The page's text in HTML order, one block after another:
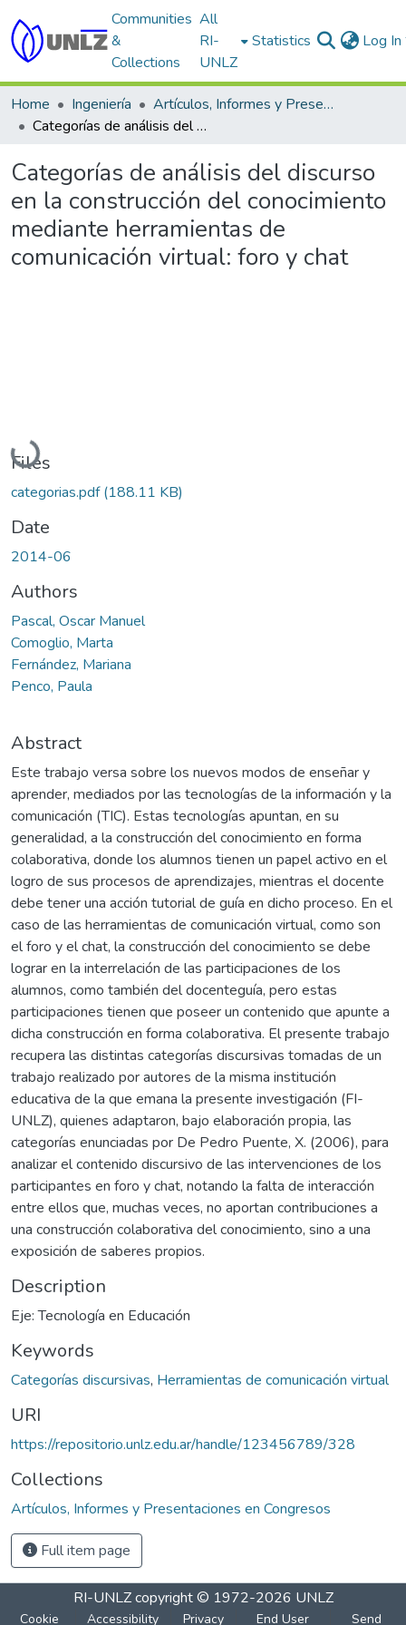
Communities
&
Collections
All
RI-
UNLZ
Statistics Log In
Home Ingeniería
Artículos, Informes y Presentaciones en Congresos
Categorías de análisis del discurso en la construcción del conocimiento mediante herramientas de comunicación virtual: foro y chat
Categorías de análisis del discurso
en la construcción del conocimiento
mediante herramientas de
comunicación virtual: foro y chat
Loading...
Files
categorias.pdf(188.11 KB)
Date
2014-06
Authors
Pascal, Oscar Manuel
Comoglio, Marta
Fernández, Mariana
Penco, Paula
Abstract
Este trabajo versa sobre los nuevos modos de enseñar y
aprender, mediados por las tecnologías de la información y la
comunicación (TIC). Estas tecnologías apuntan, en su
generalidad, a la construcción del conocimiento en forma
colaborativa, donde los alumnos tienen un papel activo en el
logro de sus procesos de aprendizajes, mientras el docente
debe tener una acción tutorial de guía en dicho proceso. En el
caso de las herramientas de comunicación virtual, como son
el foro y el chat, la construcción del conocimiento se debe
lograr en la interrelación de las participaciones de los
alumnos, como también del docenteguía, pero estas
participaciones tienen que poseer un contenido que apunte a
dicha construcción en forma colaborativa. El presente trabajo
recupera las distintas categorías discursivas tomadas de un
trabajo realizado por autores de la misma institución
educativa de la que emana la presente investigación (FI-
UNLZ), quienes adaptaron, bajo elaboración propia, las
categorías enunciadas por De Pedro Puente, X. (2006), para
analizar el contenido discursivo de las intervenciones de los
participantes en foro y chat, notando la falta de interacción
entre ellos que, muchas veces, no aportan contribuciones a
una construcción colaborativa del conocimiento, sino a una
exposición de saberes propios.
Description
Eje: Tecnología en Educación
Keywords
Categorías discursivas, Herramientas de comunicación virtual
URI
https://repositorio.unlz.edu.ar/handle/123456789/328
Collections
Artículos, Informes y Presentaciones en Congresos
Full item page
RI-UNLZcopyright © 1972-2026 UNLZ
Cookie Accessibility Privacy End User Send